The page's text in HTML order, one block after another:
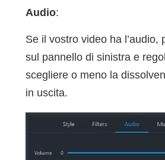
Audio:
Se il vostro video ha l’audio,
sul pannello di sinistra e
scegliere o meno la
in uscita.